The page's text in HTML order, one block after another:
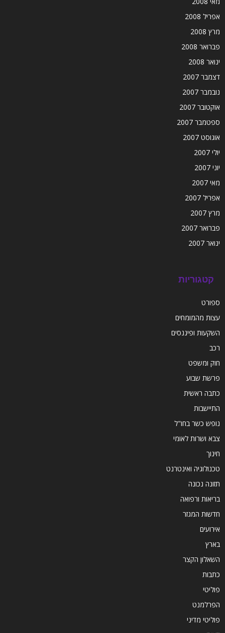
אפריל 2008
מרץ 2008
פברואר 2008
ינואר 2008
דצמבר 2007
נובמבר 2007
אוקטובר 2007
ספטמבר 2007
אוגוסט 2007
יולי 2007
יוני 2007
מאי 2007
אפריל 2007
מרץ 2007
פברואר 2007
ינואר 2007
קטגוריות
ספורט
עצות מהמומחים
השקעות ופיננסים
רכב
חוק ומשפט
פרשת שבוע
כתבה ראשית
התיישבות
נופש כשר בחו"ל
צבא ושרות לאומי
חינוך
טכנולוגיה ואינטרנט
תזונה נכונה
בריאות ורפואה
חדשות המגזר
אירועים
בארץ
השאלון הקצר
כתבות
פוליטי
הפרלמנט
פוליטי מדיני